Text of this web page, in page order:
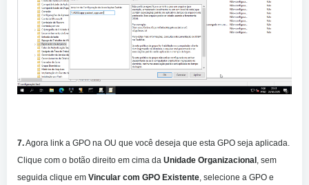
7.Agora link a GPO na OU que você deseja que esta GPO seja aplicada.
Clique com o botão direito em cima da Unidade Organizacional , sem
seguida clique em Vincular com GPO Existente , selecione a GPO e